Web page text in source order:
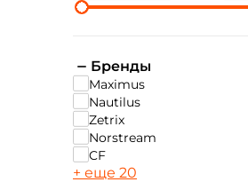
Бренды
Maximus
Nautilus
Zetrix
Norstream
CF
+ еще 20